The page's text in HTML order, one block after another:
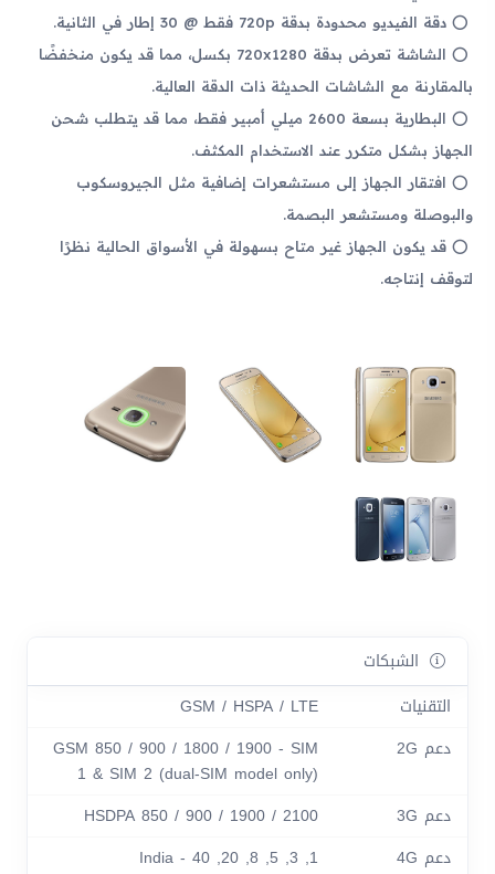
دقة الفيديو محدودة بدقة 720p فقط @ 30 إطار في الثانية.
الشاشة تعرض بدقة 720x1280 بكسل، مما قد يكون منخفضًا
بالمقارنة مع الشاشات الحديثة ذات الدقة العالية.
البطارية بسعة 2600 ميلي أمبير فقط، مما قد يتطلب شحن
الجهاز بشكل متكرر عند الاستخدام المكثف.
افتقار الجهاز إلى مستشعرات إضافية مثل الجيروسكوب
والبوصلة ومستشعر البصمة.
قد يكون الجهاز غير متاح بسهولة في الأسواق الحالية نظرًا
لتوقف إنتاجه.
الشبكات
التقنيات
GSM / HSPA / LTE
دعم 2G
GSM 850 / 900 / 1800 / 1900 - SIM
1 & SIM 2 (dual-SIM model only)
دعم 3G
HSDPA 850 / 900 / 1900 / 2100
دعم 4G
1, 3, 5, 8, 20, 40 - India